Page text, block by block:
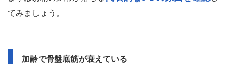
てみましょう。
加齢で骨盤底筋が衰えている